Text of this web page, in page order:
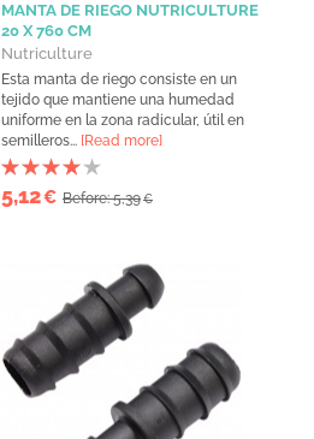
MANTA DE RIEGO NUTRICULTURE
20 X 760 CM
Nutriculture
Esta manta de riego consiste en un
tejido que mantiene una humedad
uniforme en la zona radicular, útil en
semilleros... [Read more]
5,12€ Before: 5,39€